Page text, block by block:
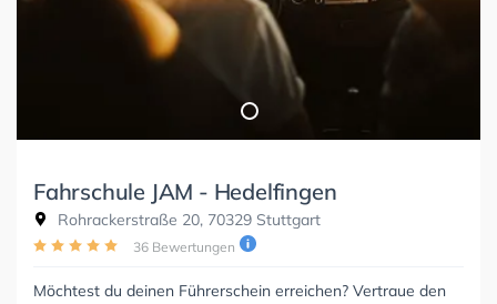
Fahrschule JAM - Hedelfingen
Rohrackerstraße 20, 70329 Stuttgart
36 Bewertungen
Möchtest du deinen Führerschein erreichen? Vertraue den